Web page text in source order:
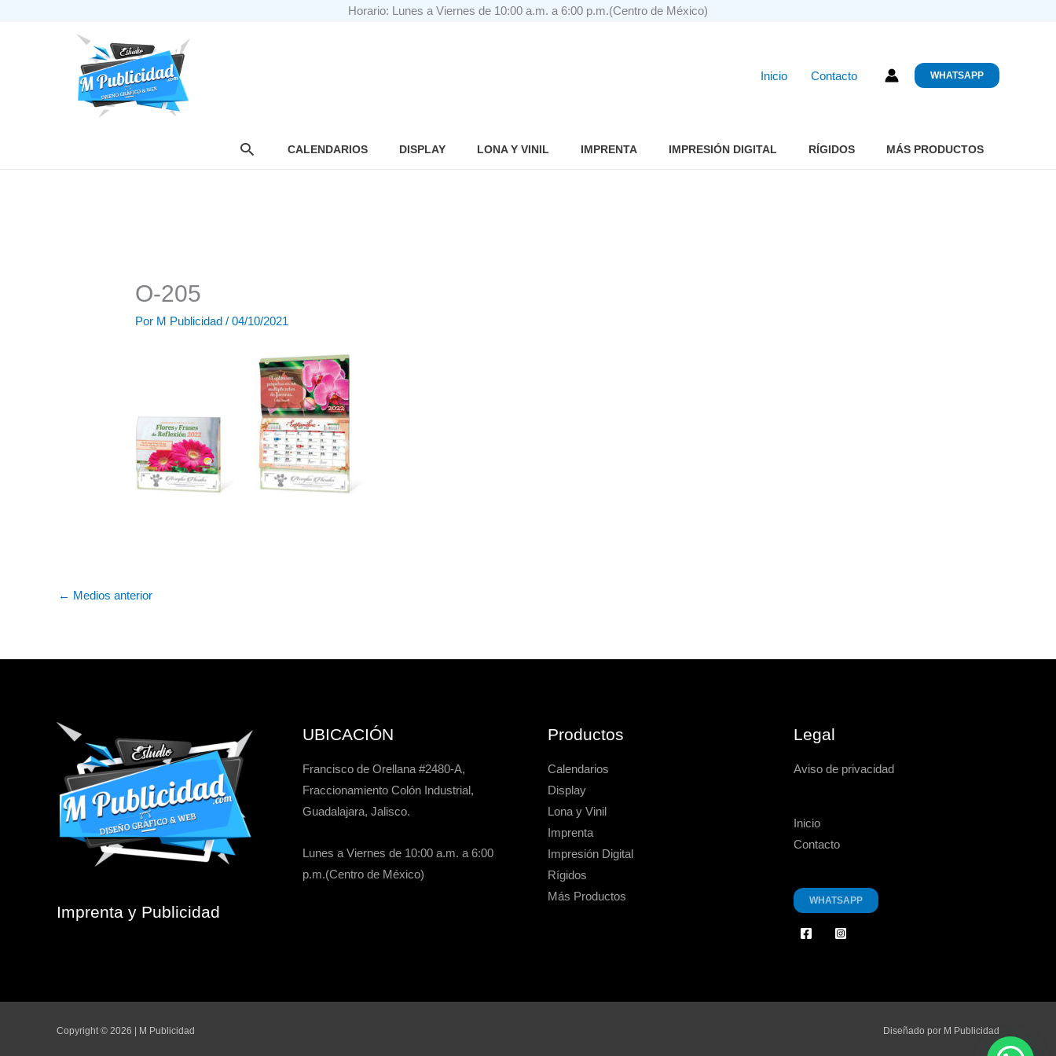
Horario: Lunes a Viernes de 10:00 a.m. a 6:00 p.m.(Centro de México)
Inicio Contacto WHATSAPP
BuscarCALENDARIOS DISPLAY LONA Y VINIL IMPRENTA IMPRESIÓN DIGITAL RÍGIDOS MÁS PRODUCTOS
O-205
Por M Publicidad/04/10/2021
← Medios anterior
Imprenta y Publicidad
UBICACIÓN
Francisco de Orellana #2480-A,
Fraccionamiento Colón Industrial,
Guadalajara, Jalisco.
Lunes a Viernes de 10:00 a.m. a 6:00
p.m.(Centro de México)
Productos
Calendarios
Display
Lona y Vinil
Imprenta
Impresión Digital
Rígidos
Más Productos
Legal
Aviso de privacidad
Inicio
Contacto
WHATSAPP
Copyright © 2026 | M Publicidad Diseñado por M Publicidad